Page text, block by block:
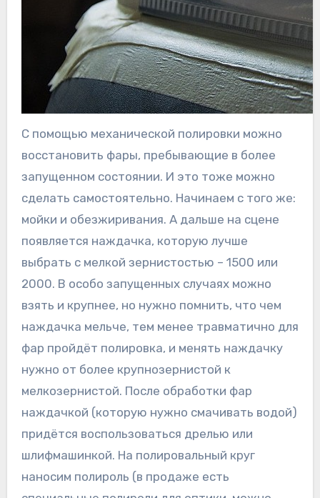
С помощью механической полировки можно
восстановить фары, пребывающие в более
запущенном состоянии. И это тоже можно
сделать самостоятельно. Начинаем с того же:
мойки и обезжиривания. А дальше на сцене
появляется наждачка, которую лучше
выбрать с мелкой зернистостью – 1500 или
2000. В особо запущенных случаях можно
взять и крупнее, но нужно помнить, что чем
наждачка мельче, тем менее травматично для
фар пройдёт полировка, и менять наждачку
нужно от более крупнозернистой к
мелкозернистой. После обработки фар
наждачкой (которую нужно смачивать водой)
придётся воспользоваться дрелью или
шлифмашинкой. На полировальный круг
наносим полироль (в продаже есть